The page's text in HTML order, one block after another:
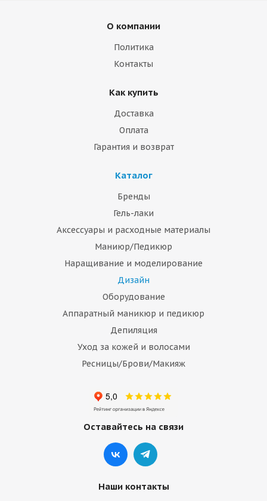
О компании
Политика
Контакты
Как купить
Доставка
Оплата
Гарантия и возврат
Каталог
Бренды
Гель-лаки
Аксессуары и расходные материалы
Маниюр/Педикюр
Наращивание и моделирование
Дизайн
Оборудование
Аппаратный маникюр и педикюр
Депиляция
Уход за кожей и волосами
Ресницы/Брови/Макияж
Оставайтесь на связи
Наши контакты